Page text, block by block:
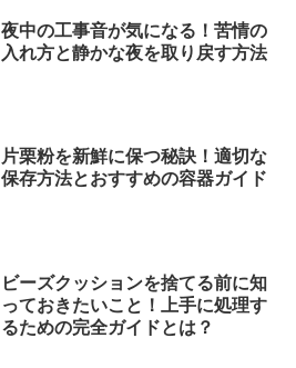
夜中の工事音が気になる！苦情の
入れ方と静かな夜を取り戻す方法
片栗粉を新鮮に保つ秘訣！適切な
保存方法とおすすめの容器ガイド
ビーズクッションを捨てる前に知
っておきたいこと！上手に処理す
るための完全ガイドとは？